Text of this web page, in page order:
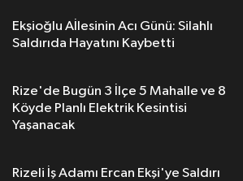
Ekşioğlu Aİlesinin Acı Günü: Silahlı
Saldırıda Hayatını Kaybetti
Rize'de Bugün 3 İlçe 5 Mahalle ve 8
Köyde Planlı Elektrik Kesintisi
Yaşanacak
Rizeli İş Adamı Ercan Ekşi'ye Saldırı